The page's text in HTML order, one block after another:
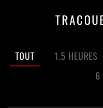
TOUT 1.5 HEURES
6